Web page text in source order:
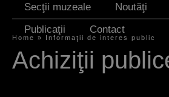
Secţii muzeale Noutăţi
Publicaţii
Contact
Y
Home » Informaţii de interes public
Achiziţii